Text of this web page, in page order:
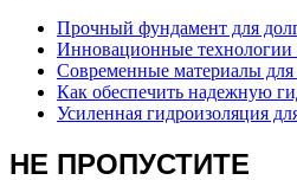
Прочный фундамент для
Инновационные технологии
Современные материалы для
Как обеспечить надежную
Усиленная гидроизоляция
НЕ ПРОПУСТИТЕ